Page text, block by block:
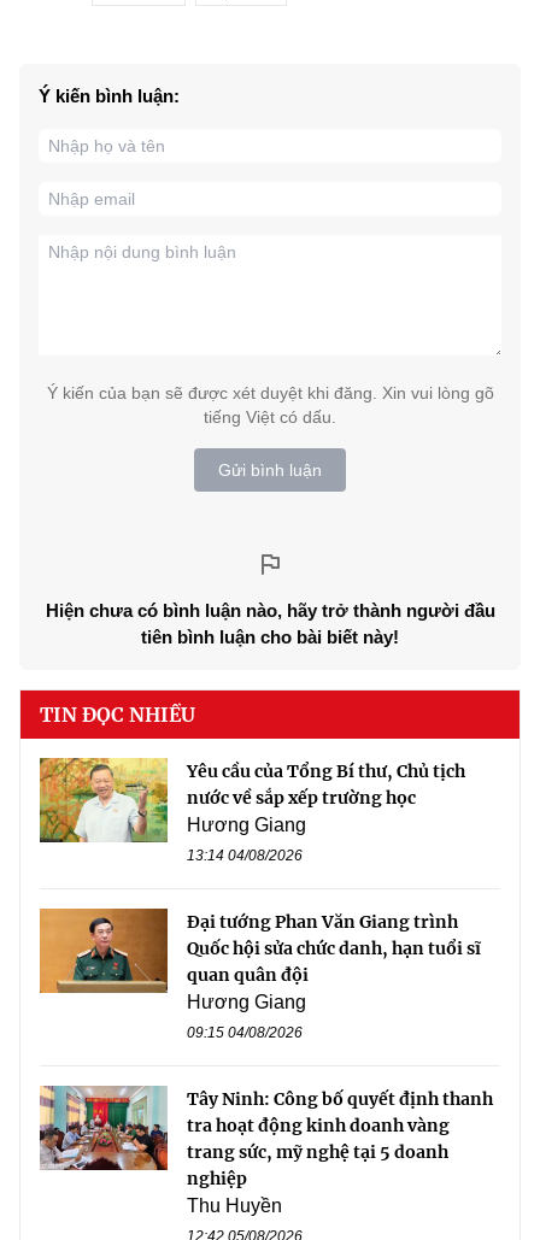
Ý kiến bình luận:
Ý kiến của bạn sẽ được xét duyệt khi đăng. Xin vui lòng gõ
tiếng Việt có dấu.
Gửi bình luận
Hiện chưa có bình luận nào, hãy trở thành người đầu
tiên bình luận cho bài biết này!
TIN ĐỌC NHIỀU
Yêu cầu của Tổng Bí thư, Chủ tịch
nước về sắp xếp trường học
Hương Giang
13:14 04/08/2026
Đại tướng Phan Văn Giang trình
Quốc hội sửa chức danh, hạn tuổi sĩ
quan quân đội
Hương Giang
09:15 04/08/2026
Tây Ninh: Công bố quyết định thanh
tra hoạt động kinh doanh vàng
trang sức, mỹ nghệ tại 5 doanh
nghiệp
Thu Huyền
12:42 05/08/2026